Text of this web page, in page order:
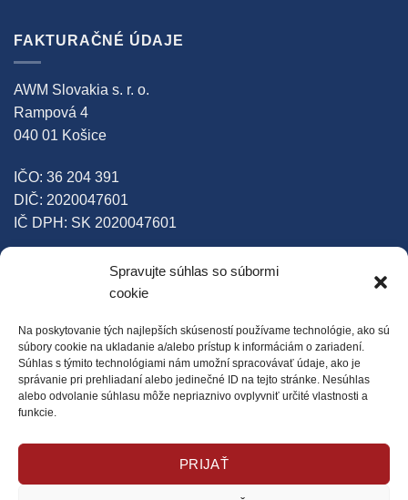
Spravujte súhlas so súbormi
cookie
Na poskytovanie tých najlepších skúseností používame technológie, ako sú
súbory cookie na ukladanie a/alebo prístup k informáciám o zariadení.
Súhlas s týmito technológiami nám umožní spracovávať údaje, ako je
správanie pri prehliadaní alebo jedinečné ID na tejto stránke. Nesúhlas
alebo odvolanie súhlasu môže nepriaznivo ovplyvniť určité vlastnosti a
funkcie.
PRIJAŤ
FAKTURAČNÉ ÚDAJE
AWM Slovakia s. r. o.
Rampová 4
040 01 Košice
IČO: 36 204 391
DIČ: 2020047601
IČ DPH: SK 2020047601
Bank. spojenie: ČSOB Košice
SK36 7500 0000 0001 1342 9743
Bank. spojenie: Tatrabanka
SK48 1100 0000 0029 4400 7452
SLEDUJTE NÁS